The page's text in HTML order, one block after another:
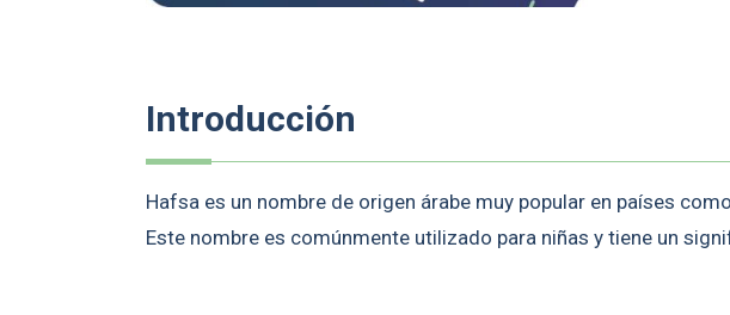
Introducción
Hafsa es un nombre de origen árabe muy popular en países
Este nombre es comúnmente utilizado para niñas y tiene un